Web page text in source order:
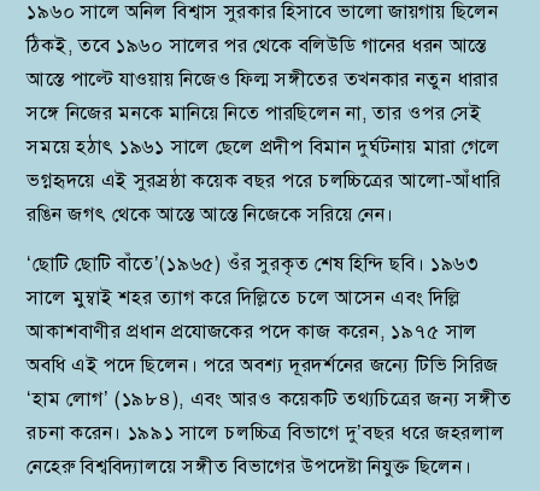
১৯৬০ সালে অনিল বিশ্বাস সুরকার হিসাবে ভালো জায়গায় ছিলেন
ঠিকই, তবে ১৯৬০ সালের পর থেকে বলিউডি গানের ধরন আস্তে
আস্তে পাল্টে যাওয়ায় নিজেও ফিল্ম সঙ্গীতের তখনকার নতুন ধারার
সঙ্গে নিজের মনকে মানিয়ে নিতে পারছিলেন না, তার ওপর সেই
সময়ে হঠাৎ ১৯৬১ সালে ছেলে প্রদীপ বিমান দুর্ঘটনায় মারা গেলে
ভগ্নহৃদয়ে এই সুরস্রষ্ঠা কয়েক বছর পরে চলচ্চিত্রের আলো-আঁধারি
রঙিন জগৎ থেকে আস্তে আস্তে নিজেকে সরিয়ে নেন।
‘ছোটি ছোটি বাঁতে’(১৯৬৫) ওঁর সুরকৃত শেষ হিন্দি ছবি। ১৯৬৩
সালে মুম্বাই শহর ত্যাগ করে দিল্লিতে চলে আসেন এবং দিল্লি
আকাশবাণীর প্রধান প্রযোজকের পদে কাজ করেন, ১৯৭৫ সাল
অবধি এই পদে ছিলেন। পরে অবশ্য দূরদর্শনের জন্যে টিভি সিরিজ
‘হাম লোগ’ (১৯৮৪), এবং আরও কয়েকটি তথ্যচিত্রের জন্য সঙ্গীত
রচনা করেন। ১৯৯১ সালে চলচ্চিত্র বিভাগে দু’বছর ধরে জহরলাল
নেহেরু বিশ্ববিদ্যালয়ে সঙ্গীত বিভাগের উপদেষ্টা নিযুক্ত ছিলেন।